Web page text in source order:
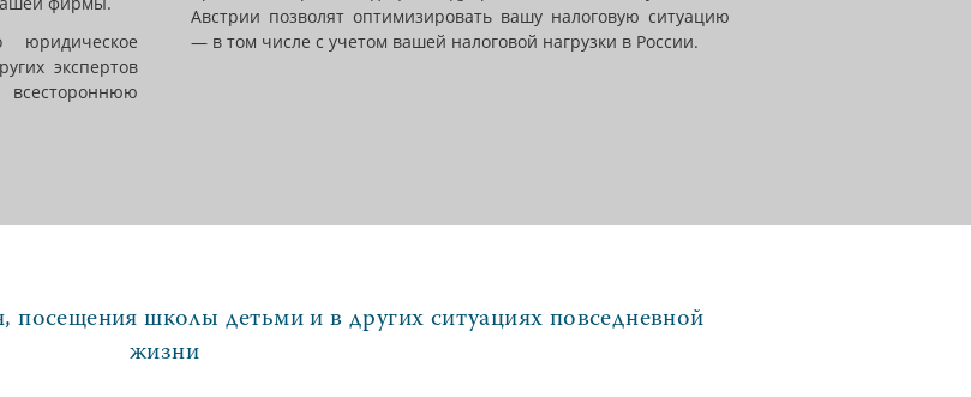
экспертов
Австрии позволят оптимизировать вашу налоговую ситуацию
— в том числе с учетом вашей налоговой нагрузки в России.
школы детьми и в других ситуациях повседневной
жизни